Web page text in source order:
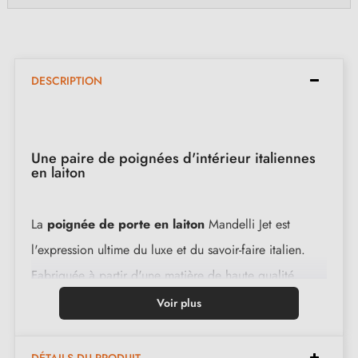
DESCRIPTION
Une paire de poignées d'intérieur italiennes
en laiton
La poignée de porte en laiton Mandelli Jet est
l'expression ultime du luxe et du savoir-faire italien.
Fabriquée à partir d'une matière de haute qualité,
cette poignée offre non seulement une esthétique
ressort de rappel intégré assure un retour fluide à
Voir plus